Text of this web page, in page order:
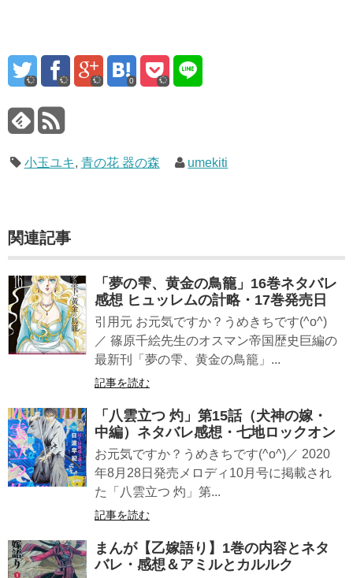
0
小玉ユキ, 青の花 器の森 umekiti
関連記事
「夢の雫、黄金の鳥籠」16巻ネタバレ
感想 ヒュッレムの計略・17巻発売日
引用元 お元気ですか？うめきちです(^o^)
／ 篠原千絵先生のオスマン帝国歴史巨編の
最新刊「夢の雫、黄金の鳥籠」...
記事を読む
「八雲立つ 灼」第15話（犬神の嫁・
中編）ネタバレ感想・七地ロックオン
お元気ですか？うめきちです(^o^)／ 2020
年8月28日発売メロディ10月号に掲載され
た「八雲立つ 灼」第...
記事を読む
まんが【乙嫁語り】1巻の内容とネタ
バレ・感想＆アミルとカルルク